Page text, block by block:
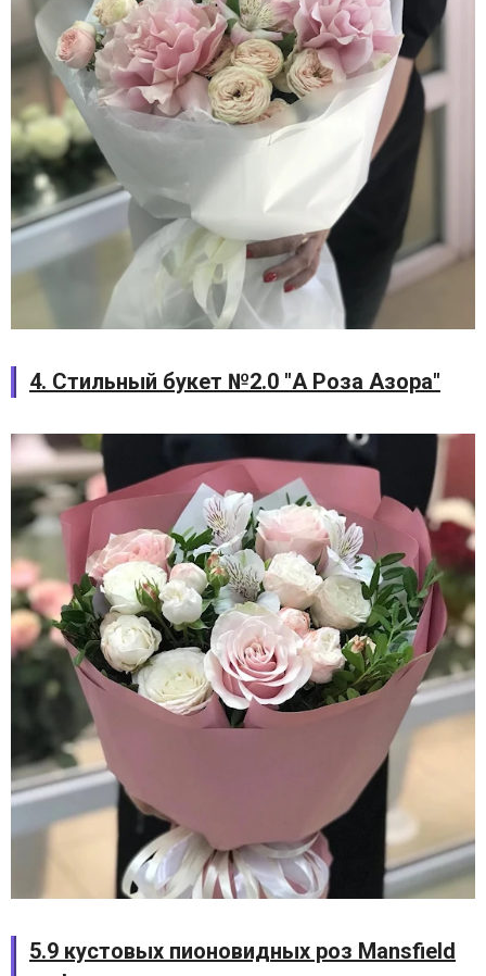
4. Стильный букет №2.0 "А Роза Азора"
5.9 кустовых пионовидных роз Mansfield